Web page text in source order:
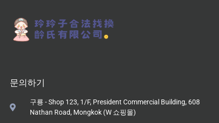
문의하기
구룡 - Shop 123, 1/F, President Commercial Building, 608
Nathan Road, Mongkok (W 쇼핑몰)